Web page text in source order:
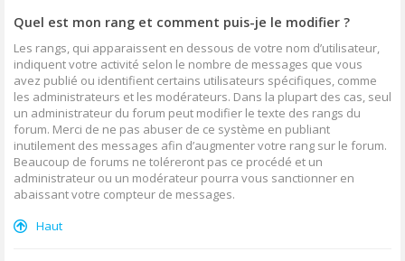
Quel est mon rang et comment puis-je le modifier ?
Les rangs, qui apparaissent en dessous de votre nom d’utilisateur,
indiquent votre activité selon le nombre de messages que vous
avez publié ou identifient certains utilisateurs spécifiques, comme
les administrateurs et les modérateurs. Dans la plupart des cas, seul
un administrateur du forum peut modifier le texte des rangs du
forum. Merci de ne pas abuser de ce système en publiant
inutilement des messages afin d’augmenter votre rang sur le forum.
Beaucoup de forums ne toléreront pas ce procédé et un
administrateur ou un modérateur pourra vous sanctionner en
abaissant votre compteur de messages.
Haut